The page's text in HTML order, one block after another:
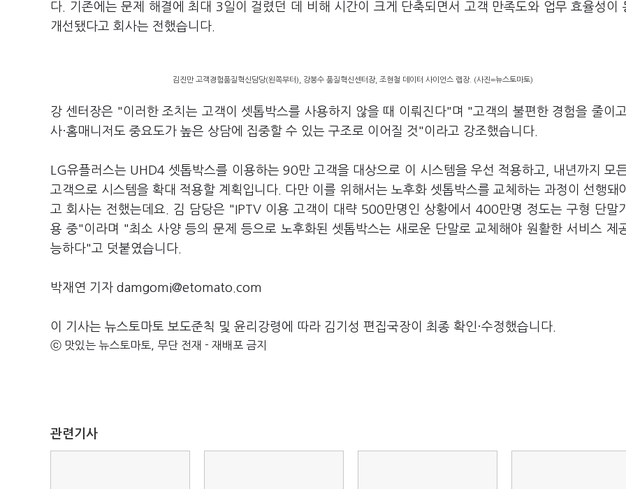
다. 기존에는 문제 해결에 최대 3일이 걸렸던 데 비해 시간이 크게 단축되면서 고객 만족도와 업무 효율성이
개선됐다고 회사는 전했습니다.
김진만 고객경험품질혁신담당(왼쪽부터), 강봉수 품질혁신센터장, 조현철 데이터 사이언스 랩장. (사진=뉴스토마토)
강 센터장은 "이러한 조치는 고객이 셋톱박스를 사용하지 않을 때 이뤄진다"며 "고객의 불편한 경험을 줄이
사·홈매니저도 중요도가 높은 상담에 집중할 수 있는 구조로 이어질 것"이라고 강조했습니다.
LG유플러스는 UHD4 셋톱박스를 이용하는 90만 고객을 대상으로 이 시스템을 우선 적용하고, 내년까지 모
고객으로 시스템을 확대 적용할 계획입니다. 다만 이를 위해서는 노후화 셋톱박스를 교체하는 과정이 선행돼
고 회사는 전했는데요. 김 담당은 "IPTV 이용 고객이 대략 500만명인 상황에서 400만명 정도는 구형 단말
용 중"이라며 "최소 사양 등의 문제 등으로 노후화된 셋톱박스는 새로운 단말로 교체해야 원활한 서비스 제
능하다"고 덧붙였습니다.
박재연 기자 damgomi@etomato.com
이 기사는 뉴스토마토 보도준칙 및 윤리강령에 따라 김기성 편집국장이 최종 확인·수정했습니다.
ⓒ 맛있는 뉴스토마토, 무단 전재 - 재배포 금지
관련기사